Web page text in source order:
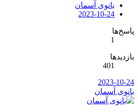
بانوی آسمان
2023-10-24
پاسخ‌ها
1
بازدیدها
401
2023-10-24
بانوی آسمان